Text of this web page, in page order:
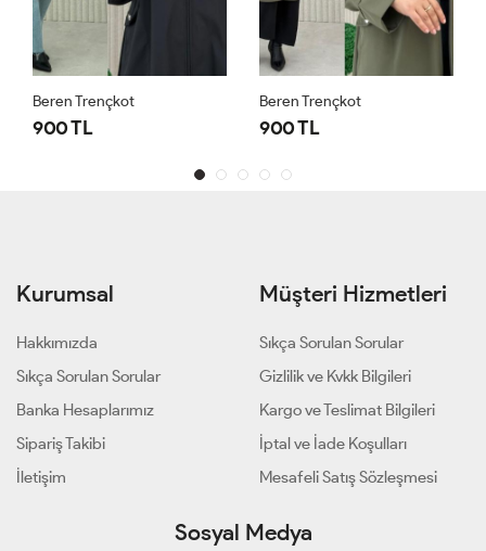
Beren Trençkot
900 TL
Beren Trençkot
900 TL
Kurumsal
Hakkımızda
Sıkça Sorulan Sorular
Banka Hesaplarımız
Sipariş Takibi
İletişim
Müşteri Hizmetleri
Sıkça Sorulan Sorular
Gizlilik ve Kvkk Bilgileri
Kargo ve Teslimat Bilgileri
İptal ve İade Koşulları
Mesafeli Satış Sözleşmesi
Sosyal Medya